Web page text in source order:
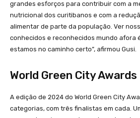
grandes esforços para contribuir com a
nutricional dos curitibanos e com a
alimentar de parte da população. Ver
conhecidos e reconhecidos mundo afora
estamos no caminho certo”, afirmou Gusi.
World Green City Awards
A edição de 2024 do World Green City
categorias, com três finalistas em cada.